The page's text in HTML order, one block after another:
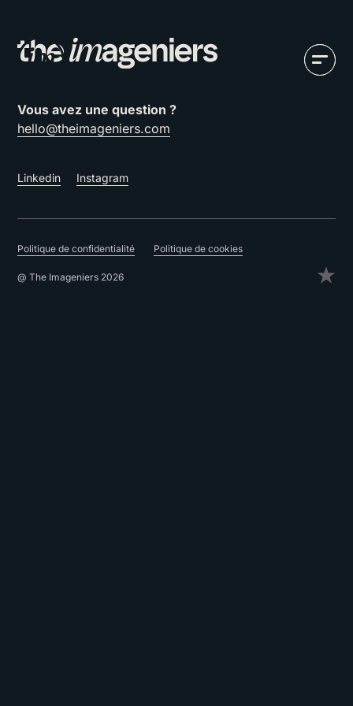
Vous avez une question ?
hello@theimageniers.com
Linkedin Instagram
Politique de confidentialité Politique de cookies
@ The Imageniers 2026